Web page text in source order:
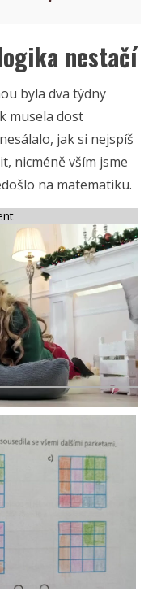
nestačí
byla dva týdny
musela dost
jak si nejspíš
nicméně vším jsme
na matematiku.